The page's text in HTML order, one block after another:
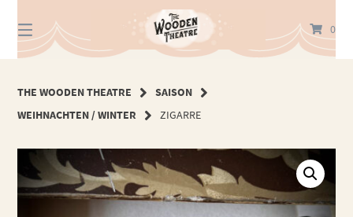
zum
Inhalt
0
THE WOODEN THEATRE
SAISON
WEIHNACHTEN / WINTER
ZIGARRE